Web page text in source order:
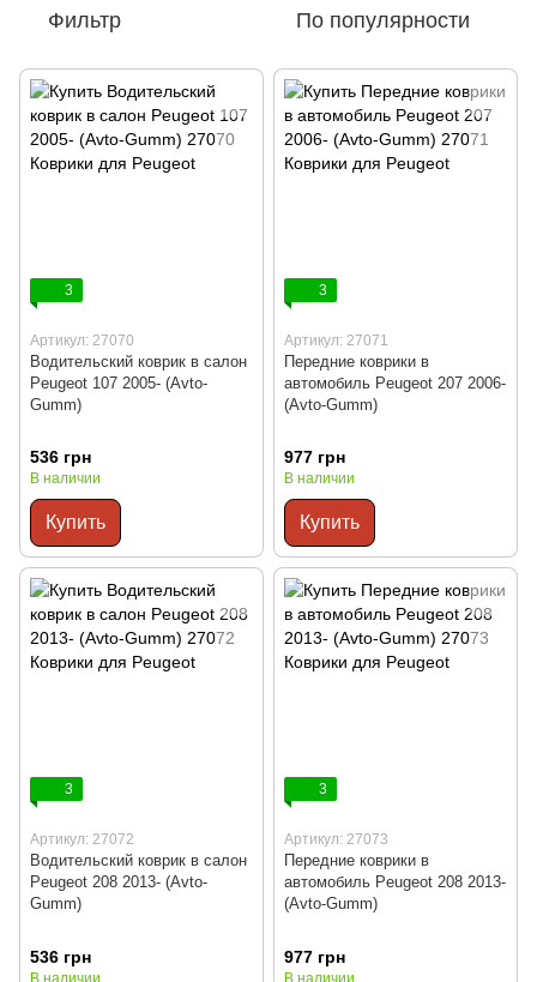
Фильтр По популярности
3
Артикул: 27070
Водительский коврик в салон
Peugeot 107 2005- (Avto-
Gumm)
536 грн
В наличии
Купить
3
Артикул: 27071
Передние коврики в
автомобиль Peugeot 207 2006-
(Avto-Gumm)
977 грн
В наличии
Купить
3
Артикул: 27072
Водительский коврик в салон
Peugeot 208 2013- (Avto-
Gumm)
536 грн
В наличии
3
Артикул: 27073
Передние коврики в
автомобиль Peugeot 208 2013-
(Avto-Gumm)
977 грн
В наличии